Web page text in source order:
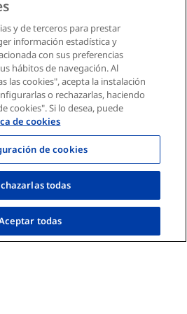
Suscribirme
privacidadcomercial personalizada por
de Privacidad
y de terceros para prestar
información estadística y
con sus preferencias
hábitos de navegación. Al
las cookies", acepta la instalación
o rechazarlas, haciendo
cookies". Si lo desea, puede
de cookies
de cookies
todas
todas